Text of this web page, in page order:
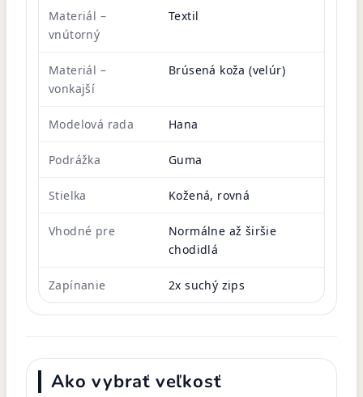
Materiál –
vnútorný
Textil
Materiál –
vonkajší
Brúsená koža (velúr)
Modelová rada Hana
Podrážka Guma
Stielka Kožená, rovná
Vhodné pre
Normálne až širšie
chodidlá
Zapínanie 2x suchý zips
Ako vybrať veľkosť